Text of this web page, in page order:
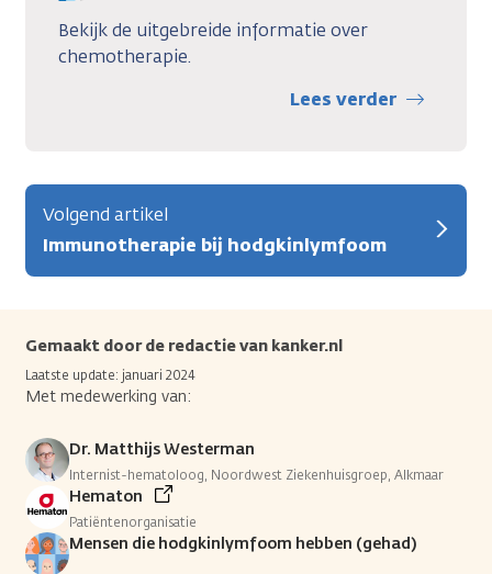
Bekijk de uitgebreide informatie over
chemotherapie.
Lees verder
Volgend artikel
Immunotherapie bij hodgkinlymfoom
Gemaakt door de redactie van kanker.nl
Laatste update: januari 2024
Met medewerking van:
Dr. Matthijs Westerman
Internist-hematoloog, Noordwest Ziekenhuisgroep, Alkmaar
Hematon
Patiëntenorganisatie
Mensen die hodgkinlymfoom hebben (gehad)